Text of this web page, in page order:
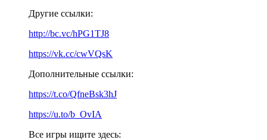
Другие ссылки:
http://bc.vc/hPG1TJ8
https://vk.cc/cwVQsK
Дополнительные ссылки:
https://t.co/QfneBsk3hJ
https://u.to/b_OvIA
Все игры ищите здесь: